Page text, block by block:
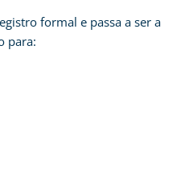
formal e passa a ser a
para: